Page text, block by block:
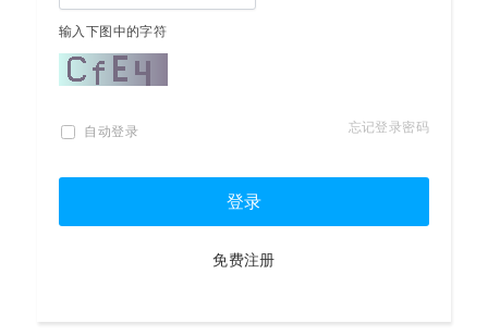
输入下图中的字符
自动登录 忘记登录密码
登录
免费注册